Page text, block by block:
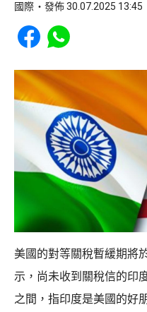
國際 發佈 30.07.2025 13:45
Share to Facebook
Share to WhatsApp
美國的對等關稅暫緩期將
示，尚未收到關稅信的印
之間，指印度是美國的好